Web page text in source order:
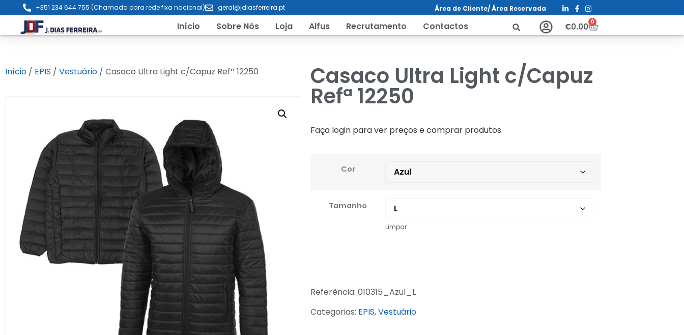
+351 234 644 755 (Chamada para rede fixa nacional) geral@jdiasferreira.pt Área de Cliente/ Área Reservada
Início Sobre Nós Loja Alfus Recrutamento Contactos €0.00 0
Início / EPIS / Vestuário / Casaco Ultra Light c/Capuz Refª 12250 Casaco Ultra Light c/Capuz
Refª 12250
Faça login para ver preços e comprar produtos.
Cor
Tamanho
Limpar
Referência: 010315_Azul_L
Categorias: EPIS,Vestuário